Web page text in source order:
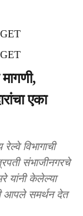
एका
विभागाची
संभाजीनगरचे
यांनी केलेल्या
आपले समर्थन देत